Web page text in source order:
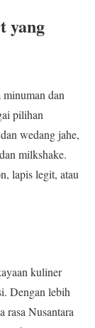
yang
dan
pilihan
wedang jahe,
milkshake.
lapis legit, atau
kuliner
Dengan lebih
rasa Nusantara